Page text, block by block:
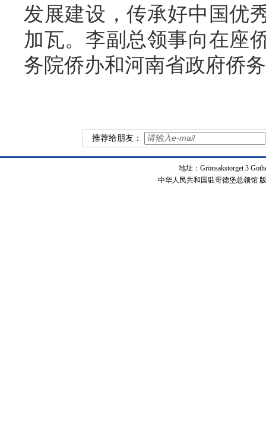
发展建设，传承好中国优
加瓦。李副总领事向在座
务院侨办和河南省政府侨
推荐给朋友：
地址：Grönsakstorget 3
中华人民共和国驻哥德堡总领馆